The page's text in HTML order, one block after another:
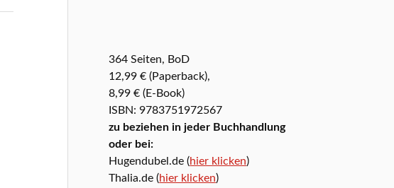
364 Seiten, BoD
12,99 € (Paperback),
8,99 € (E-Book)
ISBN: 9783751972567
zu beziehen in jeder Buchhandlung
oder bei:
Hugendubel.de (hier klicken)
Thalia.de (hier klicken)